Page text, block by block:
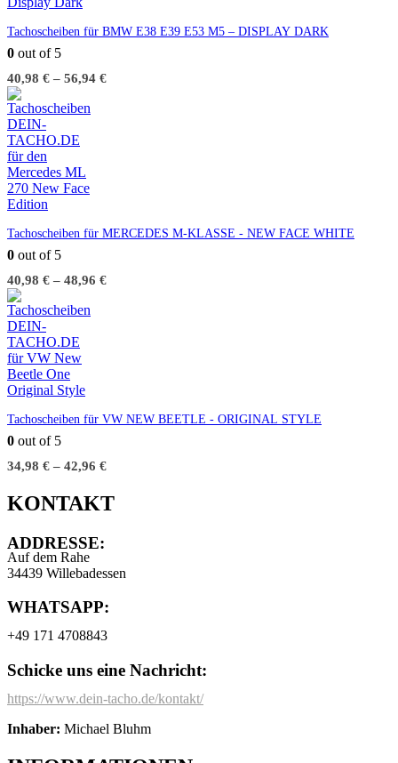
Tachoscheiben für BMW E38 E39 E53 M5 – DISPLAY DARK
0 out of 5
40,98 € – 56,94 €
Tachoscheiben für MERCEDES M-KLASSE - NEW FACE WHITE
0 out of 5
40,98 € – 48,96 €
Tachoscheiben für VW NEW BEETLE - ORIGINAL STYLE
0 out of 5
34,98 € – 42,96 €
KONTAKT
ADDRESSE:
Auf dem Rahe
34439 Willebadessen
WHATSAPP:
+49 171 4708843
Schicke uns eine Nachricht:
https://www.dein-tacho.de/kontakt/
Inhaber: Michael Bluhm